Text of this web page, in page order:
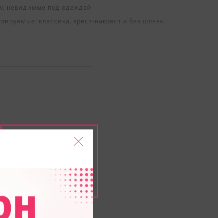
невидимые под одеждой
классика, крест-накрест и без шлеек.